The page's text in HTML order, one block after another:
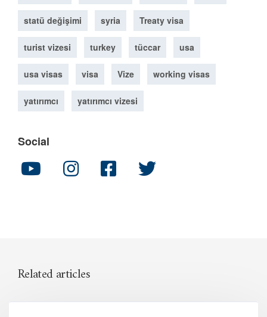
statü değişimi syria Treaty visa
turist vizesi turkey tüccar usa
usa visas visa Vize working visas
yatırımcı yatırımcı vizesi
Social
Related articles